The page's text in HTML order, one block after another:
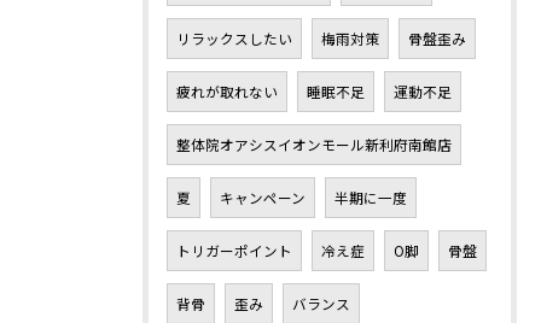
リラックスしたい 梅雨対策 骨盤歪み
疲れが取れない 睡眠不足 運動不足
整体院オアシスイオンモール新利府南館店
夏 キャンペーン 半期に一度
トリガーポイント 冷え症 O脚 骨盤
背骨 歪み バランス